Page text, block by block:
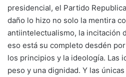
presidencial, el Partido
daño lo hizo no solo la mentira
antiintelectualismo, la incitación
eso está su completo desdén
los principios y la ideología. Las
peso y una dignidad. Y las